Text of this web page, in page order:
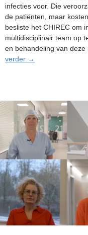
infecties voor. Die
de patiënten, maar
besliste het CHIREC om
multidisciplinair team op
en behandeling van
verder Nieuw
ziekenhuis:
multidisciplinair
team
om
infecties
de
plaatsing
van
TKP’s
te
voorkomen
en
→